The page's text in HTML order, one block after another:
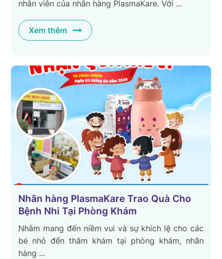
nhân viên của nhãn hàng PlasmaKare. Với ...
Xem thêm
Nhãn hàng PlasmaKare Trao Quà Cho
Bệnh Nhi Tại Phòng Khám
Nhằm mang đến niềm vui và sự khích lệ cho các
bé nhỏ đến thăm khám tại phòng khám, nhãn
hàng ...